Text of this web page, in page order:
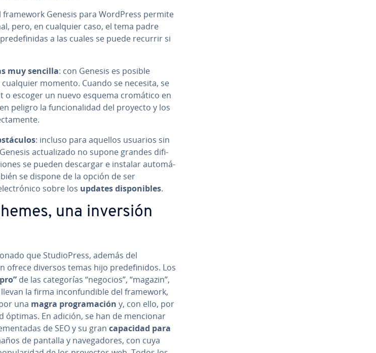
framework Genesis para WordPress permite
pero, en cualquier caso, el tema padre
a las cuales se puede recurrir si
muy sencilla: con Genesis es posible
momento. Cuando se necesita, se
o escoger un nuevo esquema cromático en
peligro la fu­n­cio­na­li­dad del proyecto y los
: incluso para aquellos usuarios sin
ac­tua­li­za­do no supone grandes di­fi­
se pueden descargar e instalar au­to­má­
se dispone de la opción de ser
sobre los updates di­s­po­ni­bles.
una inversión
que Stu­dio­Pre­ss, además del
ofrece diversos temas hijo pre­de­fi­ni­dos. Los
de las ca­te­go­rías “negocios”, “magazin”,
la firma in­co­n­fu­n­di­ble del framework,
una magra pro­gra­ma­ción y, con ello, por
óptimas. En adición, se han de mencionar
de SEO y su gran capacidad para
de pantalla y na­ve­ga­do­res, con cuya